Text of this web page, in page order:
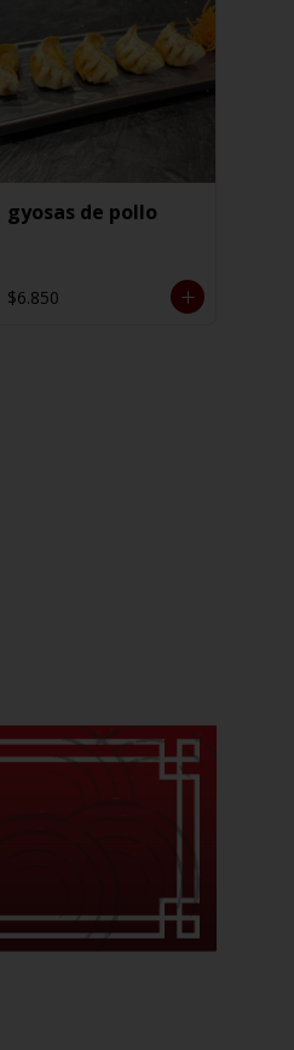
gyosas de pollo
$6.850